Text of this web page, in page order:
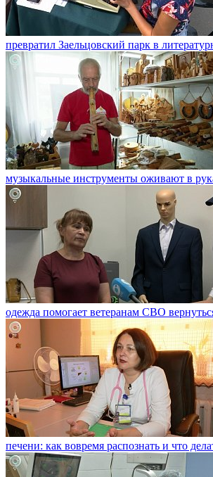
превратил Заельцовский парк в
музыкальные инструменты оживают в
одежда помогает ветеранам СВО
печени: как вовремя распознать и что